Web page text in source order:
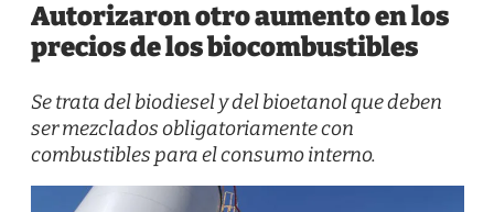
Autorizaron otro aumento en los
precios de los biocombustibles
Se trata del biodiesel y del bioetanol que deben
ser mezclados obligatoriamente con
combustibles para el consumo interno.